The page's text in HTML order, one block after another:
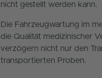
nicht gestellt werden kann.
Die Fahrzeugwartung im
die Qualität medizinischer
verzögern nicht nur den
transportierten Proben.